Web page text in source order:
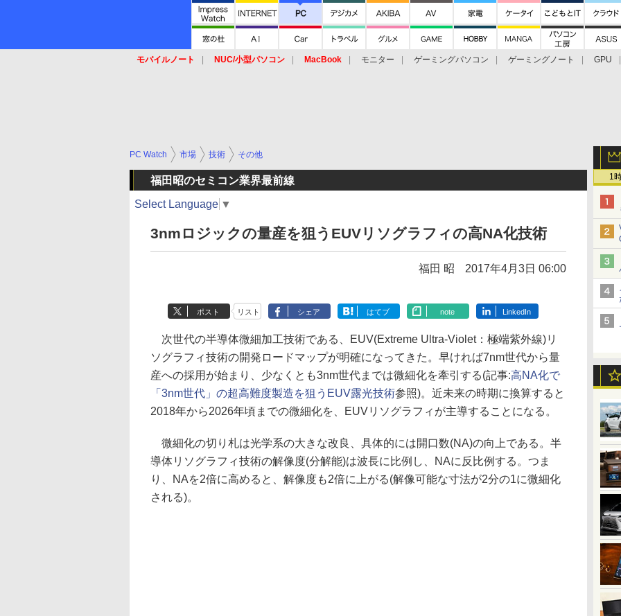
モバイルノート NUC/小型パソコン MacBook モニター ゲーミングパソコン ゲーミングノート
GPU
1
PC Watch 市場 技術 その他
福田昭のセミコン業界最前線
Select Language ▼
3nmロジックの量産を狙うEUVリソグラフィの高NA化技術
福田 昭 2017年4月3日 06:00
ポスト リスト シェア はてブ note LinkedIn
次世代の半導体微細加工技術である、EUV(Extreme Ultra-Violet：極端紫外線)リ
ソグラフィ技術の開発ロードマップが明確になってきた。早ければ7nm世代から量
産への採用が始まり、少なくとも3nm世代までは微細化を牽引する(記事:高NA化で
「3nm世代」の超高難度製造を狙うEUV露光技術参照)。近未来の時期に換算すると
2018年から2026年頃までの微細化を、EUVリソグラフィが主導することになる。
微細化の切り札は光学系の大きな改良、具体的には開口数(NA)の向上である。半
導体リソグラフィ技術の解像度(分解能)は波長に比例し、NAに反比例する。つま
り、NAを2倍に高めると、解像度も2倍に上がる(解像可能な寸法が2分の1に微細化
される)。